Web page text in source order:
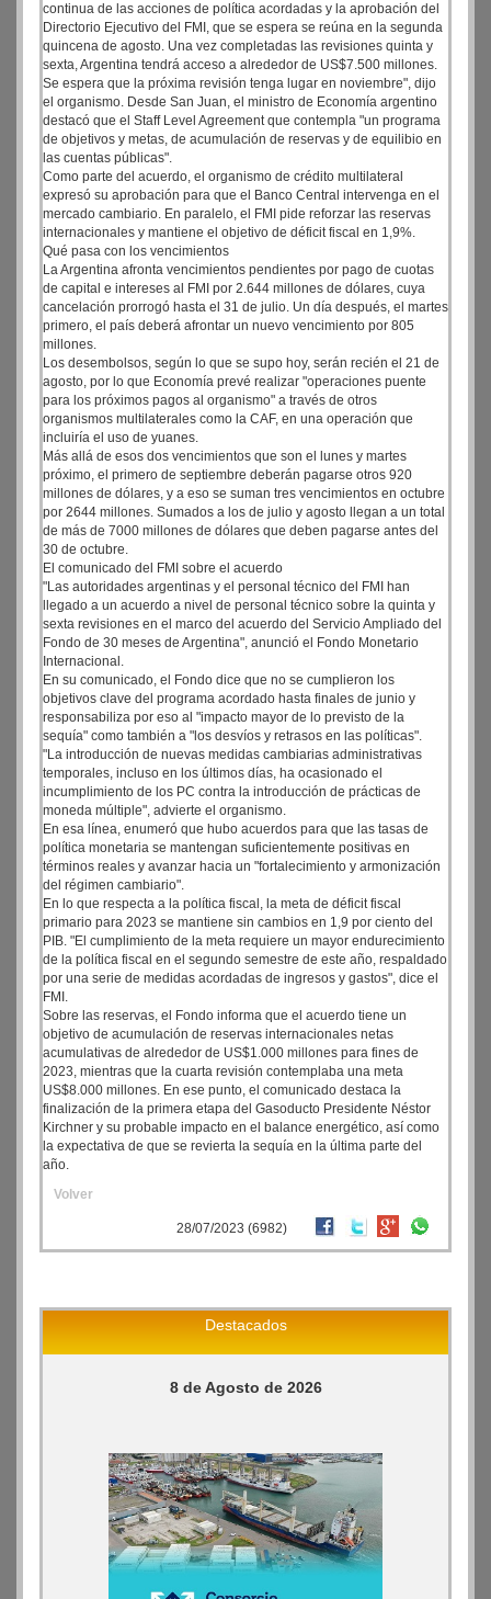
continua de las acciones de política acordadas y la aprobación del
Directorio Ejecutivo del FMI, que se espera se reúna en la segunda
quincena de agosto. Una vez completadas las revisiones quinta y
sexta, Argentina tendrá acceso a alrededor de US$7.500 millones.
Se espera que la próxima revisión tenga lugar en noviembre", dijo
el organismo. Desde San Juan, el ministro de Economía argentino
destacó que el Staff Level Agreement que contempla "un programa
de objetivos y metas, de acumulación de reservas y de equilibio en
las cuentas públicas".
Como parte del acuerdo, el organismo de crédito multilateral
expresó su aprobación para que el Banco Central intervenga en el
mercado cambiario. En paralelo, el FMI pide reforzar las reservas
internacionales y mantiene el objetivo de déficit fiscal en 1,9%.
Qué pasa con los vencimientos
La Argentina afronta vencimientos pendientes por pago de cuotas
de capital e intereses al FMI por 2.644 millones de dólares, cuya
cancelación prorrogó hasta el 31 de julio. Un día después, el martes
primero, el país deberá afrontar un nuevo vencimiento por 805
millones.
Los desembolsos, según lo que se supo hoy, serán recién el 21 de
agosto, por lo que Economía prevé realizar "operaciones puente
para los próximos pagos al organismo" a través de otros
organismos multilaterales como la CAF, en una operación que
incluiría el uso de yuanes.
Más allá de esos dos vencimientos que son el lunes y martes
próximo, el primero de septiembre deberán pagarse otros 920
millones de dólares, y a eso se suman tres vencimientos en octubre
por 2644 millones. Sumados a los de julio y agosto llegan a un total
de más de 7000 millones de dólares que deben pagarse antes del
30 de octubre.
El comunicado del FMI sobre el acuerdo
"Las autoridades argentinas y el personal técnico del FMI han
llegado a un acuerdo a nivel de personal técnico sobre la quinta y
sexta revisiones en el marco del acuerdo del Servicio Ampliado del
Fondo de 30 meses de Argentina", anunció el Fondo Monetario
Internacional.
En su comunicado, el Fondo dice que no se cumplieron los
objetivos clave del programa acordado hasta finales de junio y
responsabiliza por eso al "impacto mayor de lo previsto de la
sequía" como también a "los desvíos y retrasos en las políticas".
"La introducción de nuevas medidas cambiarias administrativas
temporales, incluso en los últimos días, ha ocasionado el
incumplimiento de los PC contra la introducción de prácticas de
moneda múltiple", advierte el organismo.
En esa línea, enumeró que hubo acuerdos para que las tasas de
política monetaria se mantengan suficientemente positivas en
términos reales y avanzar hacia un "fortalecimiento y armonización
del régimen cambiario".
En lo que respecta a la política fiscal, la meta de déficit fiscal
primario para 2023 se mantiene sin cambios en 1,9 por ciento del
PIB. "El cumplimiento de la meta requiere un mayor endurecimiento
de la política fiscal en el segundo semestre de este año, respaldado
por una serie de medidas acordadas de ingresos y gastos", dice el
FMI.
Sobre las reservas, el Fondo informa que el acuerdo tiene un
objetivo de acumulación de reservas internacionales netas
acumulativas de alrededor de US$1.000 millones para fines de
2023, mientras que la cuarta revisión contemplaba una meta
US$8.000 millones. En ese punto, el comunicado destaca la
finalización de la primera etapa del Gasoducto Presidente Néstor
Kirchner y su probable impacto en el balance energético, así como
la expectativa de que se revierta la sequía en la última parte del
año.
Volver
28/07/2023 (6982)
Destacados
8 de Agosto de 2026